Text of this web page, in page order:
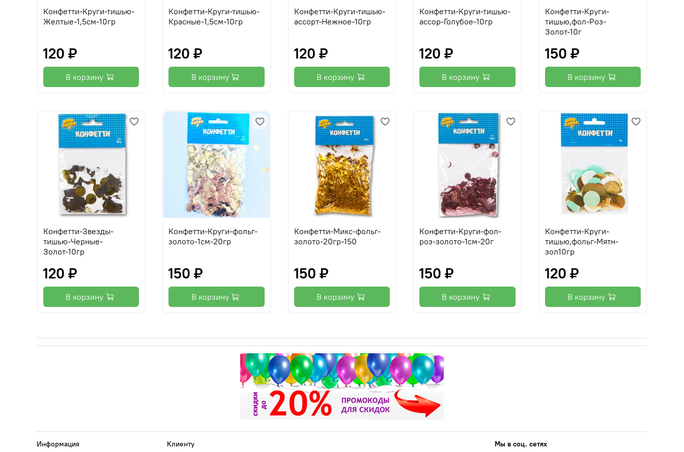
Конфетти-Круги-тишью-
Желтые-1,5см-10гр
120 ₽
В корзину
Конфетти-Круги-тишью-
Красные-1,5см-10гр
120 ₽
В корзину
Конфетти-Круги-тишью-
ассорт-Нежное-10гр
120 ₽
В корзину
Конфетти-Круги-тишью-
ассор-Голубое-10гр
120 ₽
В корзину
Конфетти-Круги-
тишью,фол-Роз-
Золот-10г
150 ₽
В корзину
Конфетти-Звезды-
тишью-Черные-
Золот-10гр
120 ₽
В корзину
Конфетти-Круги-фольг-
золото-1см-20гр
150 ₽
В корзину
Конфетти-Микс-фольг-
золото-20гр-150
150 ₽
В корзину
Конфетти-Круги-фол-
роз-золото-1см-20г
150 ₽
В корзину
Конфетти-Круги-
тишью,фольг-Мятн-
зол10гр
120 ₽
В корзину
Информация Клиенту Мы в соц. сетях